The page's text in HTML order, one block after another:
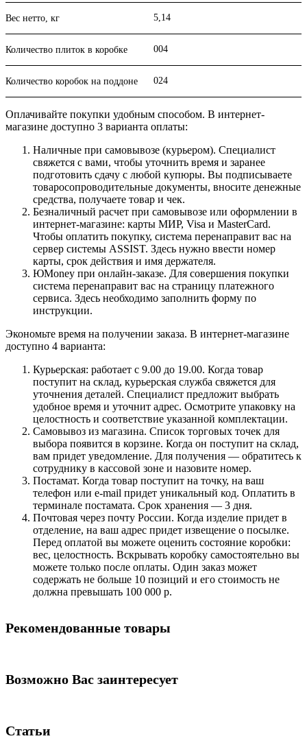
Вес нетто, кг 5,14
Количество плиток в коробке 004
Количество коробок на поддоне 024
Оплачивайте покупки удобным способом. В интернет-
магазине доступно 3 варианта оплаты:
Наличные при самовывозе (курьером). Специалист
свяжется с вами, чтобы уточнить время и заранее
подготовить сдачу с любой купюры. Вы подписываете
товаросопроводительные документы, вносите денежные
средства, получаете товар и чек.
Безналичный расчет при самовывозе или оформлении в
интернет-магазине: карты МИР, Visa и MasterCard.
Чтобы оплатить покупку, система перенаправит вас на
сервер системы ASSIST. Здесь нужно ввести номер
карты, срок действия и имя держателя.
ЮMoney при онлайн-заказе. Для совершения покупки
система перенаправит вас на страницу платежного
сервиса. Здесь необходимо заполнить форму по
инструкции.
Экономьте время на получении заказа. В интернет-магазине
доступно 4 варианта:
Курьерская: работает с 9.00 до 19.00. Когда товар
поступит на склад, курьерская служба свяжется для
уточнения деталей. Специалист предложит выбрать
удобное время и уточнит адрес. Осмотрите упаковку на
целостность и соответствие указанной комплектации.
Самовывоз из магазина. Список торговых точек для
выбора появится в корзине. Когда он поступит на склад,
вам придет уведомление. Для получения — обратитесь к
сотруднику в кассовой зоне и назовите номер.
Постамат. Когда товар поступит на точку, на ваш
телефон или e-mail придет уникальный код. Оплатить в
терминале постамата. Срок хранения — 3 дня.
Почтовая через почту России. Когда изделие придет в
отделение, на ваш адрес придет извещение о посылке.
Перед оплатой вы можете оценить состояние коробки:
вес, целостность. Вскрывать коробку самостоятельно вы
можете только после оплаты. Один заказ может
содержать не больше 10 позиций и его стоимость не
должна превышать 100 000 р.
Рекомендованные товары
Возможно Вас заинтересует
Статьи